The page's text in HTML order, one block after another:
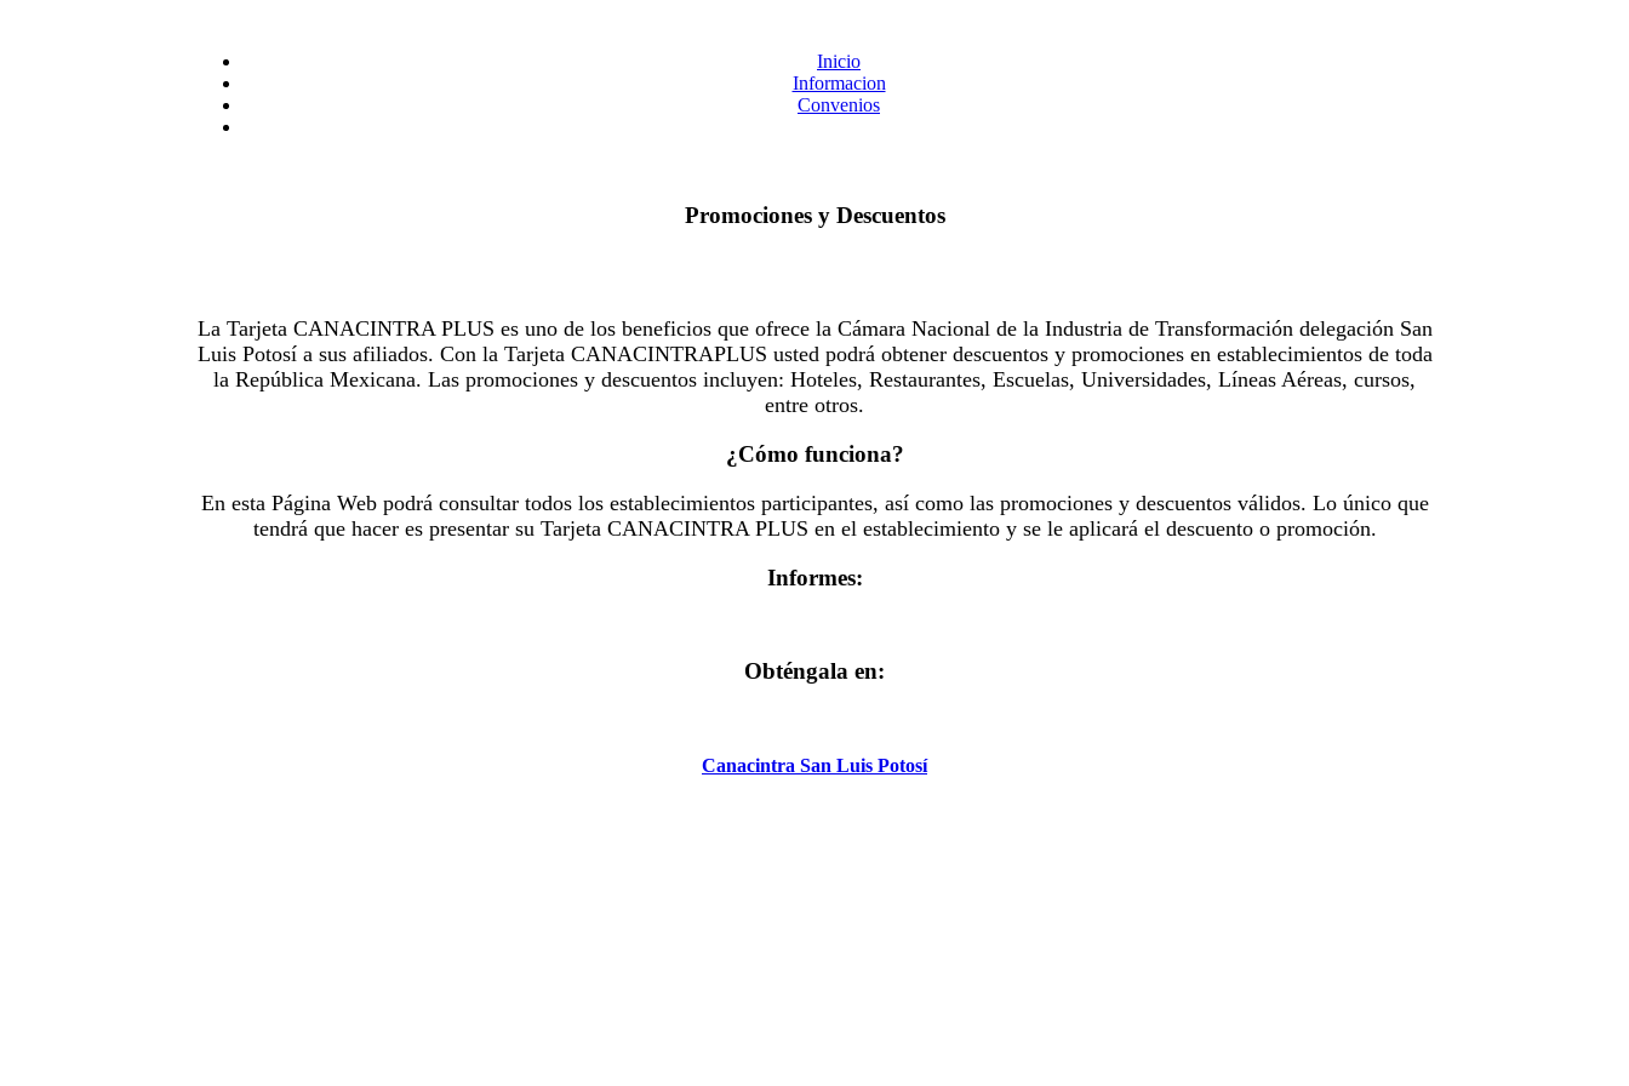
Inicio
Informacion
Convenios
Promociones y Descuentos
La Tarjeta CANACINTRA PLUS es uno de los beneficios que ofrece la Cámara Nacional de la Industria de Transformación delegación San
Luis Potosí a sus afiliados. Con la Tarjeta CANACINTRAPLUS usted podrá obtener descuentos y promociones en establecimientos de toda
la República Mexicana. Las promociones y descuentos incluyen: Hoteles, Restaurantes, Escuelas, Universidades, Líneas Aéreas, cursos,
entre otros.
¿Cómo funciona?
En esta Página Web podrá consultar todos los establecimientos participantes, así como las promociones y descuentos válidos. Lo único que
tendrá que hacer es presentar su Tarjeta CANACINTRA PLUS en el establecimiento y se le aplicará el descuento o promoción.
Informes:
Obténgala en:
Canacintra San Luis Potosí